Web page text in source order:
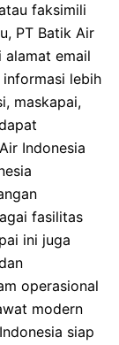
faksimili
PT Batik Air
alamat email
lebih
maskapai,
Indonesia
fasilitas
ini juga
operasional
modern
siap